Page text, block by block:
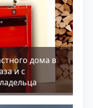
дома в
и с